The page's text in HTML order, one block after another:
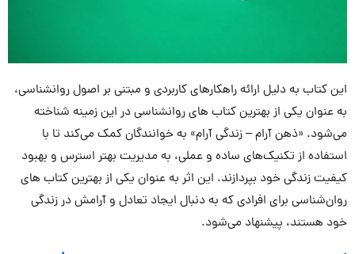
این کتاب به دلیل ارائه راهکارهای کاربردی و مبتنی بر اصول روانشناسی،
به عنوان یکی از بهترین کتاب های روانشناسی در این زمینه شناخته
می‌شود. «ذهن آرام – زندگی آرام» به خوانندگان کمک می‌کند تا با
استفاده از تکنیک‌های ساده و عملی، به مدیریت بهتر استرس و بهبود
کیفیت زندگی خود بپردازند. این اثر به عنوان یکی از بهترین کتاب های
روان‌شناسی برای افرادی که به دنبال ایجاد تعادل و آرامش در زندگی
خود هستند، پیشنهاد می‌شود.